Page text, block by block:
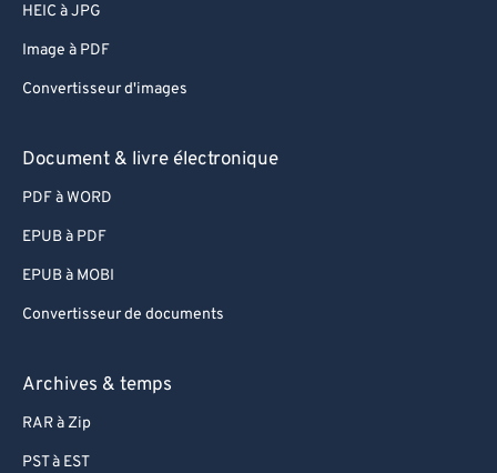
HEIC à JPG
Image à PDF
Convertisseur d'images
Document & livre électronique
PDF à WORD
EPUB à PDF
EPUB à MOBI
Convertisseur de documents
Archives & temps
RAR à Zip
PST à EST